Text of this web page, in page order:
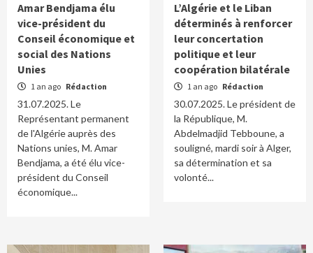
Amar Bendjama élu
vice-président du
Conseil économique et
social des Nations
Unies
1 an ago Rédaction
31.07.2025. Le
Représentant permanent
de l'Algérie auprès des
Nations unies, M. Amar
Bendjama, a été élu vice-
président du Conseil
économique...
L’Algérie et le Liban
déterminés à renforcer
leur concertation
politique et leur
coopération bilatérale
1 an ago Rédaction
30.07.2025. Le président de
la République, M.
Abdelmadjid Tebboune, a
souligné, mardi soir à Alger,
sa détermination et sa
volonté...